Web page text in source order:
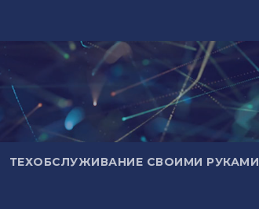
ТЕХОБСЛУЖИВАНИЕ СВОИМИ РУКАМИ